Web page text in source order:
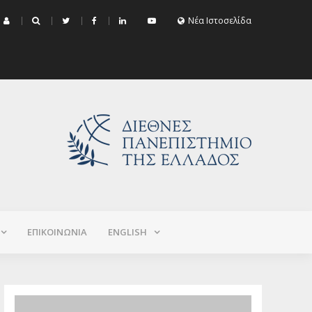
Εξεταστικής Σεπτεμβρίου 2026 (Χειμερινό+Εαρινό 2025-2026)
Νέα Ιστοσελίδα
ΕΠΙΚΟΙΝΩΝΙΑ ΕNGLISH